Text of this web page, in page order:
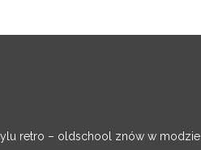
retro – oldschool znów w modzie